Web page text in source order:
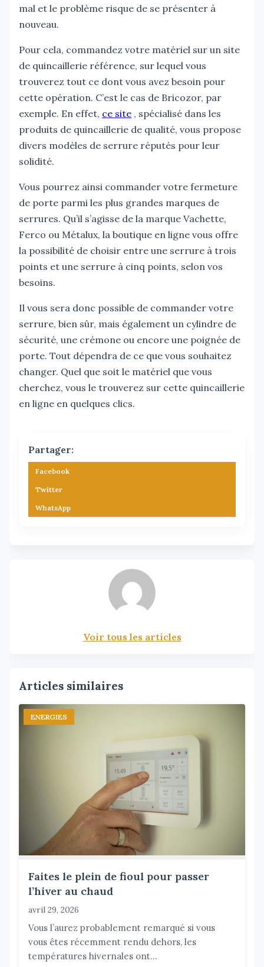
mal et le problème risque de se présenter à
nouveau.
Pour cela, commandez votre matériel sur un site
de quincaillerie référence, sur lequel vous
trouverez tout ce dont vous avez besoin pour
cette opération. C’est le cas de Bricozor, par
exemple. En effet, ce site , spécialisé dans les
produits de quincaillerie de qualité, vous propose
divers modèles de serrure réputés pour leur
solidité.
Vous pourrez ainsi commander votre fermeture
de porte parmi les plus grandes marques de
serrures. Qu’il s’agisse de la marque Vachette,
Ferco ou Métalux, la boutique en ligne vous offre
la possibilité de choisir entre une serrure à trois
points et une serrure à cinq points, selon vos
besoins.
Il vous sera donc possible de commander votre
serrure, bien sûr, mais également un cylindre de
sécurité, une crémone ou encore une poignée de
porte. Tout dépendra de ce que vous souhaitez
changer. Quel que soit le matériel que vous
cherchez, vous le trouverez sur cette quincaillerie
en ligne en quelques clics.
Partager:
Facebook
Twitter
WhatsApp
Voir tous les articles
Articles similaires
ENERGIES
Faites le plein de fioul pour passer
l’hiver au chaud
avril 29, 2026
Vous l’aurez probablement remarqué si vous
vous êtes récemment rendu dehors, les
températures hivernales ont...